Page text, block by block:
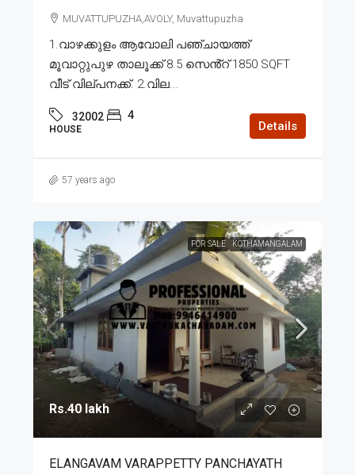
MUVATTUPUZHA,AVOLY, Muvattupuzha
1.വാഴക്കുളം ആവോലി പഞ്ചായത്ത്
മൂവാറ്റുപുഴ താലൂക്ക് 8.5 സെൻ്റ് 1850 SQFT
വീട് വില്പനക്ക്. 2.വില...
32002 4
HOUSE Details
57 years ago
FOR SALE KOTHAMANGALAM
Rs.40 lakh
ELANGAVAM VARAPPETTY PANCHAYATH